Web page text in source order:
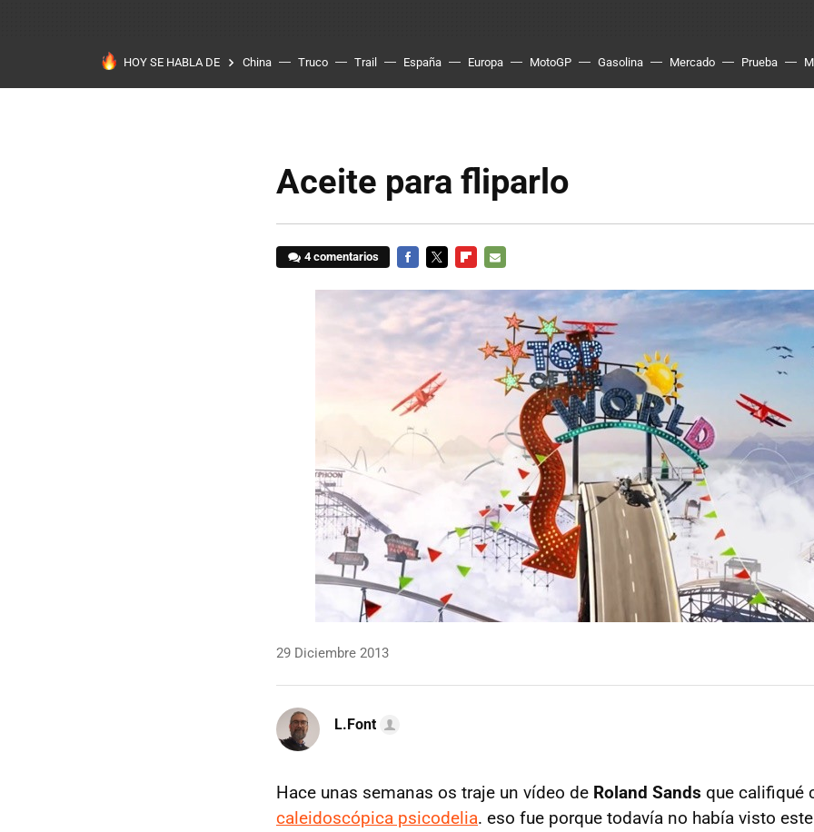
HOY SE HABLA DE China Truco Trail España Europa MotoGP Gasolina Mercado Prueba
Aceite para fliparlo
4 comentarios
29 Diciembre 2013
L.Font
Hace unas semanas os traje un vídeo de Roland Sands que califiqué
caleidoscópica psicodelia. eso fue porque todavía no había visto